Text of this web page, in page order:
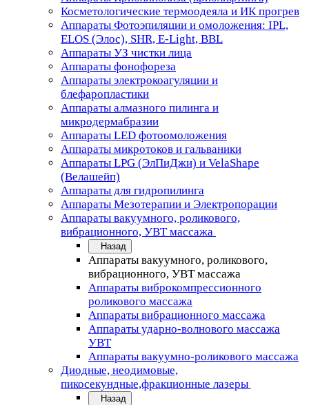
Косметологические термоодеяла и ИК прогрев
Аппараты Фотоэпиляции и омоложения: IPL,
ELOS (Элос), SHR, E-Light, BBL
Аппараты УЗ чистки лица
Аппараты фонофореза
Аппараты электрокоагуляции и
блефаропластики
Аппараты алмазного пилинга и
микродермабразии
Аппараты LED фотоомоложения
Аппараты микротоков и гальваники
Аппараты LPG (ЭлПиДжи) и VelaShape
(Велашейп)
Аппараты для гидропилинга
Аппараты Мезотерапии и Электропорации
Аппараты вакуумного, роликового,
вибрационного, УВТ массажа
Назад
Аппараты вакуумного, роликового,
вибрационного, УВТ массажа
Аппараты виброкомпрессионного
роликового массажа
Аппараты вибрационного массажа
Аппараты ударно-волнового массажа
УВТ
Аппараты вакуумно-роликового массажа
Диодные, неодимовые,
пикосекундные,фракционные лазеры
Назад